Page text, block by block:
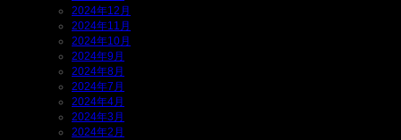
2024年12月
2024年11月
2024年10月
2024年9月
2024年8月
2024年7月
2024年4月
2024年3月
2024年2月